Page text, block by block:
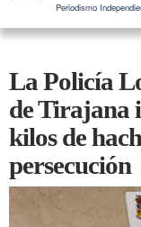
Periodismo
La Policía
de Tirajana
kilos de
persecución